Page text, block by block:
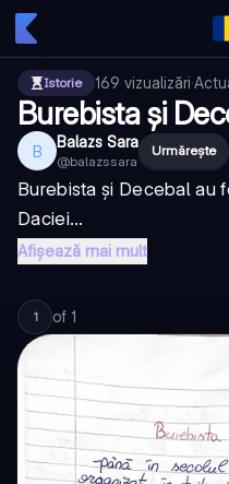
Istorie 169 vizualizări·
Burebista și
B Balazs Sara
@balazssara
Urmărește
Burebista și Decebal au
Daciei...
Afișează mai mult
1 of 1